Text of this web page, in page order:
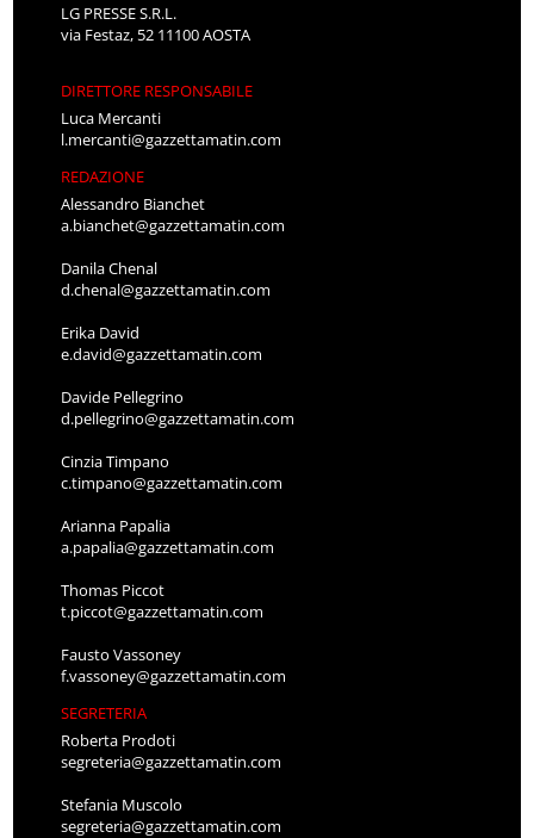
LG PRESSE S.R.L.
via Festaz, 52 11100 AOSTA
DIRETTORE RESPONSABILE
Luca Mercanti
l.mercanti@gazzettamatin.com
REDAZIONE
Alessandro Bianchet
a.bianchet@gazzettamatin.com
Danila Chenal
d.chenal@gazzettamatin.com
Erika David
e.david@gazzettamatin.com
Davide Pellegrino
d.pellegrino@gazzettamatin.com
Cinzia Timpano
c.timpano@gazzettamatin.com
Arianna Papalia
a.papalia@gazzettamatin.com
Thomas Piccot
t.piccot@gazzettamatin.com
Fausto Vassoney
f.vassoney@gazzettamatin.com
SEGRETERIA
Roberta Prodoti
segreteria@gazzettamatin.com
Stefania Muscolo
segreteria@gazzettamatin.com